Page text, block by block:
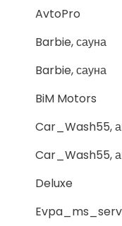
AvtoPro
Barbie, сауна
Barbie, сауна
BiM Motors
Car_Wash55,
Car_Wash55,
Deluxe